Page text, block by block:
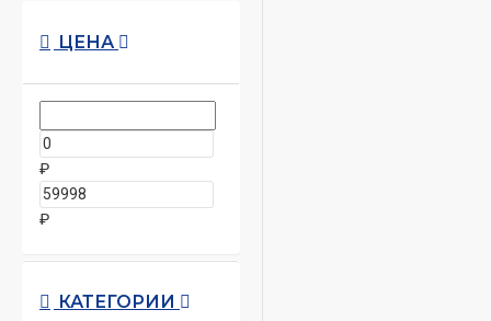
ЦЕНА
₽
₽
КАТЕГОРИИ